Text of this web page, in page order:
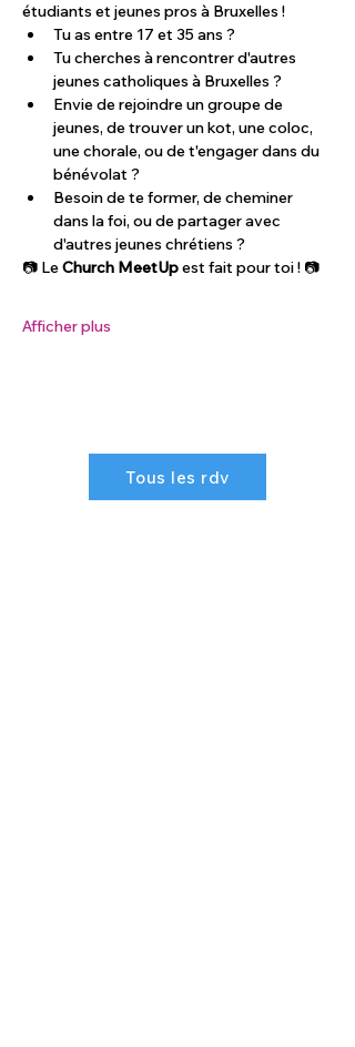
étudiants et jeunes pros à Bruxelles !
Tu as entre 17 et 35 ans ?
Tu cherches à rencontrer d'autres
jeunes catholiques à Bruxelles ?
Envie de rejoindre un groupe de
jeunes, de trouver un kot, une coloc,
une chorale, ou de t'engager dans du
bénévolat ?
Besoin de te former, de cheminer
dans la foi, ou de partager avec
d'autres jeunes chrétiens ?
📷 Le Church MeetUp est fait pour toi ! 📷
Afficher plus
Tous les rdv